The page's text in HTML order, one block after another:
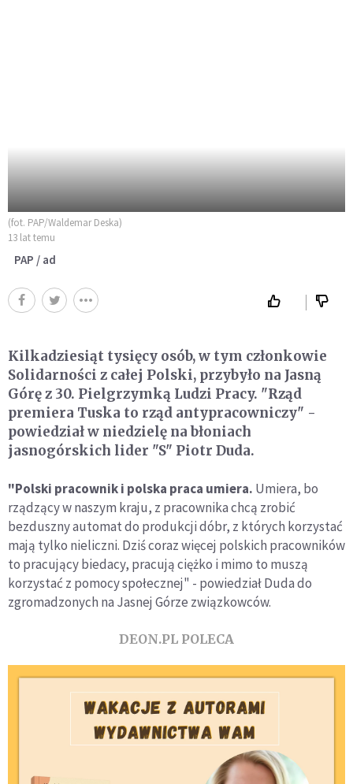
(fot. PAP/Waldemar Deska)
13 lat temu
PAP / ad
Kilkadziesiąt tysięcy osób, w tym członkowie
Solidarności z całej Polski, przybyło na Jasną
Górę z 30. Pielgrzymką Ludzi Pracy. "Rząd
premiera Tuska to rząd antypracowniczy" -
powiedział w niedzielę na błoniach
jasnogórskich lider "S" Piotr Duda.
"Polski pracownik i polska praca umiera. Umiera, bo
rządzący w naszym kraju, z pracownika chcą zrobić
bezduszny automat do produkcji dóbr, z których korzystać
mają tylko nieliczni. Dziś coraz więcej polskich pracowników
to pracujący biedacy, pracują ciężko i mimo to muszą
korzystać z pomocy społecznej" - powiedział Duda do
zgromadzonych na Jasnej Górze związkowców.
DEON.PL POLECA